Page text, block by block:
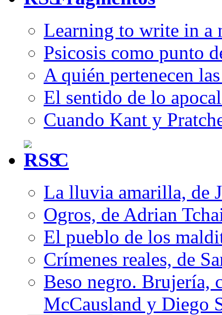
Learning to write in a
Psicosis como punto
A quién pertenecen
El sentido de lo
Cuando Kant y
C
La lluvia amarilla, de
Ogros, de Adrian
El pueblo de los
Crímenes reales, de
Beso negro. Brujería,
McCausland y Diego